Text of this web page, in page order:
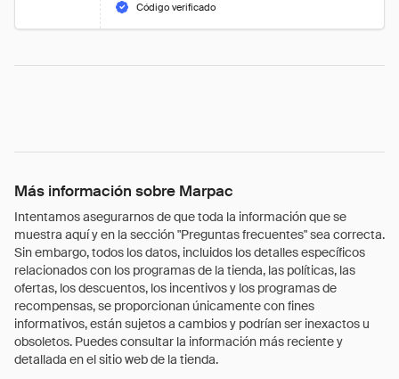
Código verificado
Más información sobre Marpac
Intentamos asegurarnos de que toda la información que se
muestra aquí y en la sección "Preguntas frecuentes" sea correcta.
Sin embargo, todos los datos, incluidos los detalles específicos
relacionados con los programas de la tienda, las políticas, las
ofertas, los descuentos, los incentivos y los programas de
recompensas, se proporcionan únicamente con fines
informativos, están sujetos a cambios y podrían ser inexactos u
obsoletos. Puedes consultar la información más reciente y
detallada en el sitio web de la tienda.